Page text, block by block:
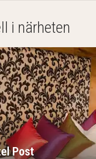
i närheten
bild
Post